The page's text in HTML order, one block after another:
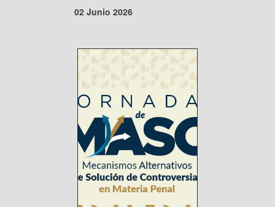
02 Junio 2026